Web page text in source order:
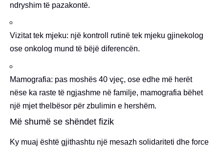
ndryshim të pazakontë.
Vizitat tek mjeku: një kontroll rutinë tek mjeku gjinekolog
ose onkolog mund të bëjë diferencën.
Mamografia: pas moshës 40 vjeç, ose edhe më herët
nëse ka raste të ngjashme në familje, mamografia bëhet
një mjet thelbësor për zbulimin e hershëm.
Më shumë se shëndet fizik
Ky muaj është gjithashtu një mesazh solidariteti dhe force